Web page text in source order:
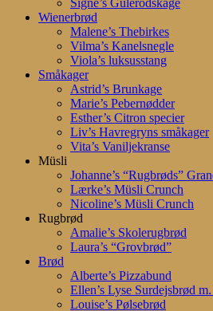
Signe’s Gulerodskage
Wienerbrød
Malene’s Thebirkes
Vilma’s Kanelsnegle
Viola’s luksusstang
Småkager
Astrid’s Brunkage
Marie’s Pebernødder
Esther’s Citron specier
Liv’s Havregryns småkager
Vita’s Vaniljekranse
Müsli
Johanne’s “Rugbrøds”
Lærke’s Müsli Crunch
Nicoline’s Müsli Crunch
Rugbrød
Amalie’s Skolerugbrød
Laura’s “Grovbrød”
Brød
Alberte’s Pizzabund
Ellen’s Lyse Surdejsbrød
Louise’s Pølsebrød